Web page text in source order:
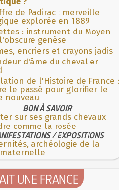
de Padirac : merveille
explorée en 1889
: instrument du Moyen
genèse
encriers et crayons jadis
d'âme du chevalier
de l'Histoire de France :
le passé pour glorifier le
nouveau
BON À SAVOIR
sur ses grands chevaux
comme la rosée
/ EXPOSITIONS
archéologie de la
UNE FRANCE